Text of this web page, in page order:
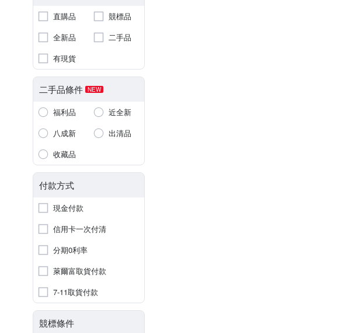
直購品
競標品
全新品
二手品
有現貨
二手品條件 NEW
福利品
近全新
八成新
出清品
收藏品
付款方式
現金付款
信用卡一次付清
分期0利率
萊爾富取貨付款
7-11取貨付款
競標條件